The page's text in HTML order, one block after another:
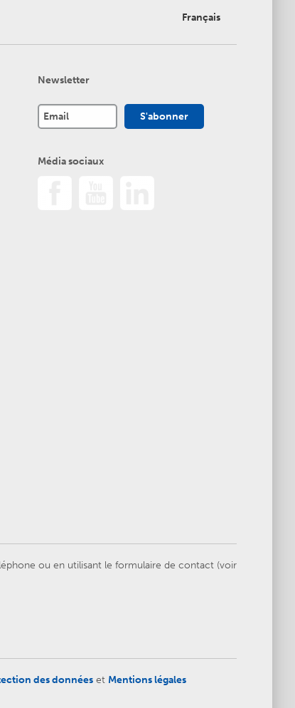
Français
Newsletter
Média sociaux
ou en utilisant le formulaire de contact (voir
des données et Mentions légales